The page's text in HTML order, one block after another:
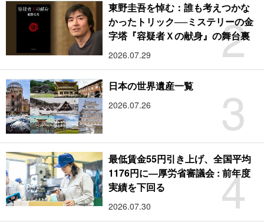
2
東野圭吾を悼む：誰も考えつかな
かったトリック──ミステリーの金
字塔『容疑者Ｘの献身』の舞台裏
2026.07.29
3
日本の世界遺産一覧
2026.07.26
4
最低賃金55円引き上げ、全国平均
1176円に―厚労省審議会 : 前年度
実績を下回る
2026.07.30